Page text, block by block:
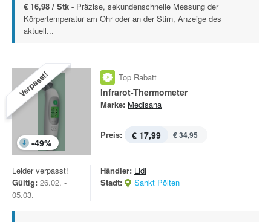
€ 16,98 / Stk - Präzise, sekundenschnelle Messung der
Körpertemperatur am Ohr oder an der Stirn, Anzeige des
aktuell...
Verpasst!
-49%
Top Rabatt
Infrarot-Thermometer
Marke: Medisana
Preis: € 17,99 € 34,95
Leider verpasst!
Gültig: 26.02. -
05.03.
Händler: Lidl
Stadt:
Sankt Pölten